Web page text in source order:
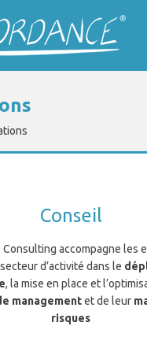
Conseil
Consulting accompagne les
d’activité dans le
, la mise en place et
managementet de leur
risques